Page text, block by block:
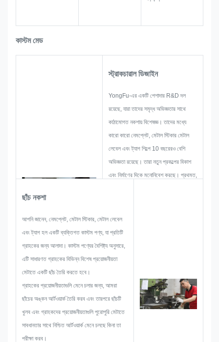
কাস্টম মেড
স্ট্রাকচারাল ডিজাইন
YongFu-এর একটি পেশাদার R&D দল
রয়েছে, যারা তাদের সমৃদ্ধ অভিজ্ঞতার সাথে
কাঠামোগত নকশায় বিশেষজ্ঞ। তাদের মধ্যে
কারো কারো নেমপ্লেট, মেটাল স্টিকার মেটাল
লেবেল এবং ট্যাগ শিল্পে 10 বছরেরও বেশি
অভিজ্ঞতা রয়েছে। তারা নতুন প্রকল্পের বিকাশ
এবং নির্মাণের দিকে মনোনিবেশ করছে। প্রথমত,
থেকেই ঘটতে পারে, যেমন আকারের সীমাবদ্ধতা,
প্রক্রিয়া কৌশল, পৃষ্ঠের চিকিত্সা, মান নিয়ন্ত্রণ
ইত্যাদি। অতএব, আমাদের দলে আপনার জন্য
ছাঁচ নকশা
আপনি জানেন, নেমপ্লেট, মেটাল স্টিকার, মেটাল লেবেল
এবং ট্যাগ হল একটি ব্যক্তিগত কাস্টম পণ্য, যা প্রতিটি
গ্রাহকের জন্য আলাদা। কাস্টম পণ্যের বৈশিষ্ট্য অনুসারে,
এটি সাধারণত গ্রাহকের বিভিন্ন বিশেষ প্রয়োজনীয়তা
মেটাতে একটি ছাঁচ তৈরি করতে হবে।
গ্রাহকের প্রয়োজনীয়তাগুলি মেনে চলার জন্য, আমরা
ছাঁচের অঙ্কন আর্টওয়ার্ক তৈরি করব এবং তারপরে ছাঁচটি
খুলব এবং গ্রাহকদের প্রয়োজনীয়তাগুলি পুরোপুরি মেটাতে
সাবধানতার সাথে নিশ্চিত আর্টওয়ার্ক মেনে চলছে কিনা তা
পরীক্ষা করব।